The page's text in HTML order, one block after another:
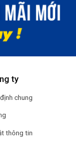
ty
chung
thông tin